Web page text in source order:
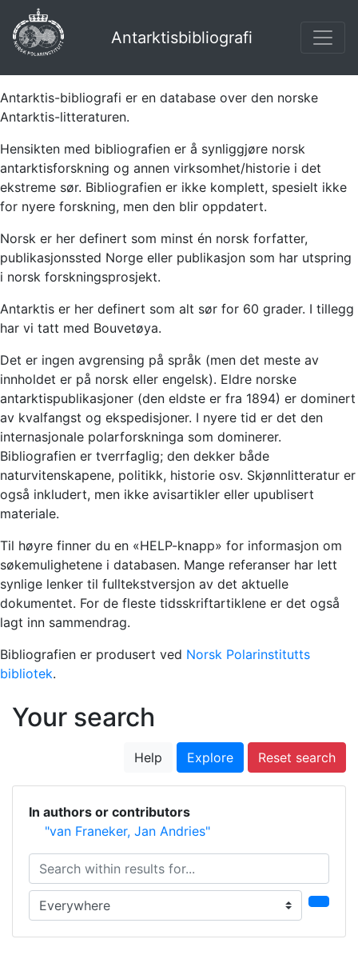
Antarktisbibliografi
Antarktis-bibliografi er en database over den norske
Antarktis-litteraturen.
Hensikten med bibliografien er å synliggjøre norsk
antarktisforskning og annen virksomhet/historie i det
ekstreme sør. Bibliografien er ikke komplett, spesielt ikke
for nyere forskning, men den blir oppdatert.
Norsk er her definert som minst én norsk forfatter,
publikasjonssted Norge eller publikasjon som har utspring
i norsk forskningsprosjekt.
Antarktis er her definert som alt sør for 60 grader. I tillegg
har vi tatt med Bouvetøya.
Det er ingen avgrensing på språk (men det meste av
innholdet er på norsk eller engelsk). Eldre norske
antarktispublikasjoner (den eldste er fra 1894) er dominert
av kvalfangst og ekspedisjoner. I nyere tid er det den
internasjonale polarforskninga som dominerer.
Bibliografien er tverrfaglig; den dekker både
naturvitenskapene, politikk, historie osv. Skjønnlitteratur er
også inkludert, men ikke avisartikler eller upublisert
materiale.
Til høyre finner du en «HELP-knapp» for informasjon om
søkemulighetene i databasen. Mange referanser har lett
synlige lenker til fulltekstversjon av det aktuelle
dokumentet. For de fleste tidsskriftartiklene er det også
lagt inn sammendrag.
Bibliografien er produsert ved Norsk Polarinstitutts
bibliotek.
Your search
Help Explore Reset search
In authors or contributors
"van Franeker, Jan Andries"
Search within results for...
Search in...